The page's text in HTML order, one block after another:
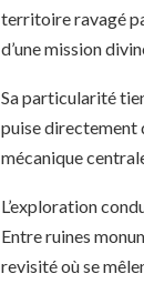
territoire ravagé
d’une mission
Sa particularité
puise directement
mécanique
L’exploration
Entre ruines
revisité où se